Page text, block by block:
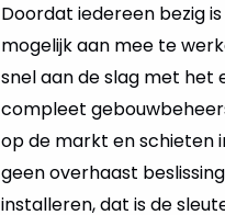
Doordat iedereen bezig
mogelijk aan mee te
snel aan de slag met het
compleet
op de markt en schieten
geen overhaast
installeren, dat is de